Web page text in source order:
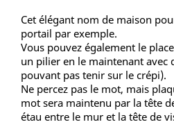
Cet élégant nom de maison
portail par exemple.
Vous pouvez également le
un pilier en le maintenant avec
pouvant pas tenir sur le crépi).
Ne percez pas le mot, mais
mot sera maintenu par la tête
étau entre le mur et la tête de